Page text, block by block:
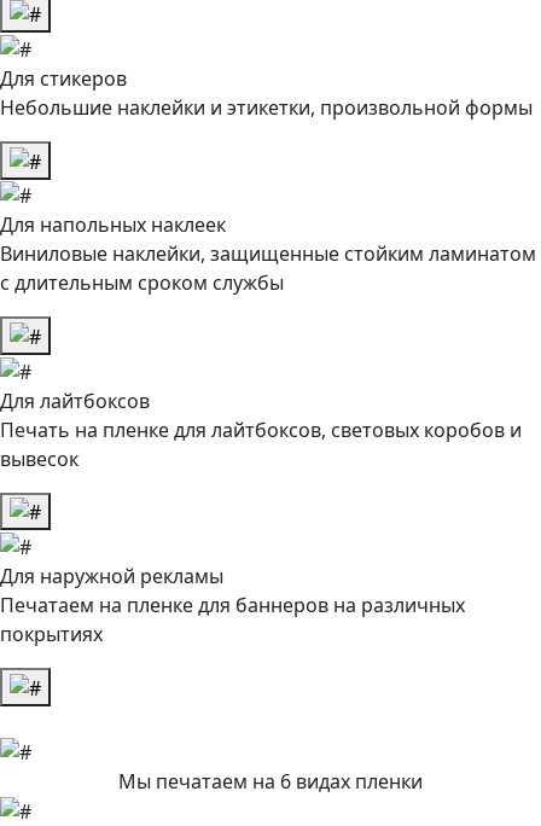
Для стикеров
Небольшие наклейки и этикетки, произвольной формы
Для напольных наклеек
Виниловые наклейки, защищенные стойким ламинатом
с длительным сроком службы
Для лайтбоксов
Печать на пленке для лайтбоксов, световых коробов и
вывесок
Для наружной рекламы
Печатаем на пленке для баннеров на различных
покрытиях
Мы печатаем на 6 видах пленки